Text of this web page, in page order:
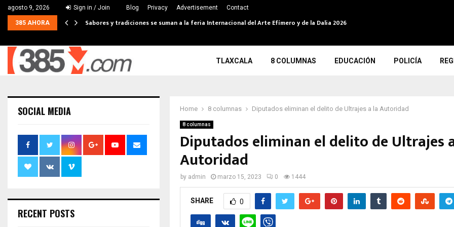
agosto 9, 2026 Sign in / Join Blog Privacy Advertisement Contact
385 AHORA Sabores y tradiciones se suman a la feria Internacional del Arte Efímero y de la Dalia 2026
TLAXCALA 8 COLUMNAS EDUCACIÓN POLICÍA
Home 8 columnas Diputados eliminan el delito de Ultrajes a la Autoridad
8 columnas
Diputados eliminan el delito de Ultrajes
Autoridad
by admin marzo 15, 2023 0 1444
SHARE 0
SOCIAL MEDIA
RECENT POSTS